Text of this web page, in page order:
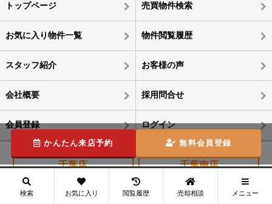
トップページ 売買物件検索
お気に入り物件一覧 物件閲覧履歴
スタッフ紹介 お客様の声
会社概要 採用問合せ
会員登録 ログイン
千葉店
043-309-7350
千葉南店
0438-38-6150
かんたん来店予約 無料会員登録
検索 お気に入り 閲覧履歴 売却相談 メニュー